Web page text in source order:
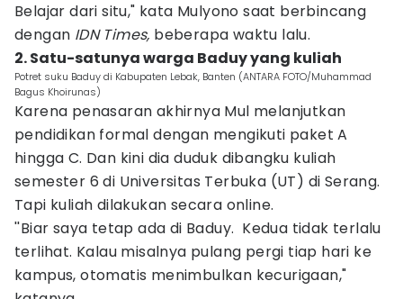
Belajar dari situ," kata Mulyono saat berbincang
dengan IDN Times, beberapa waktu lalu.
2. Satu-satunya warga Baduy yang kuliah
Potret suku Baduy di Kabupaten Lebak, Banten (ANTARA FOTO/Muhammad
Bagus Khoirunas)
Karena penasaran akhirnya Mul melanjutkan
pendidikan formal dengan mengikuti paket A
hingga C. Dan kini dia duduk dibangku kuliah
semester 6 di Universitas Terbuka (UT) di Serang.
Tapi kuliah dilakukan secara online.
''Biar saya tetap ada di Baduy. Kedua tidak terlalu
terlihat. Kalau misalnya pulang pergi tiap hari ke
kampus, otomatis menimbulkan kecurigaan,"